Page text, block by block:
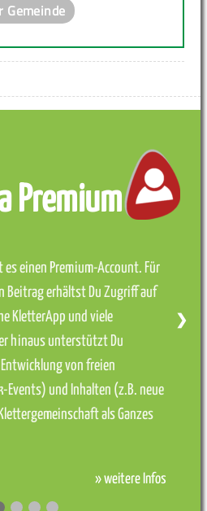
Gemeinde
Premium
es einen Premium-Account. Für
Beitrag erhältst Du Zugriff auf
KletterApp und viele
hinaus unterstützt Du
von freien
Events) und Inhalten (z.B. neue
als Ganzes
» weitere Infos
❯